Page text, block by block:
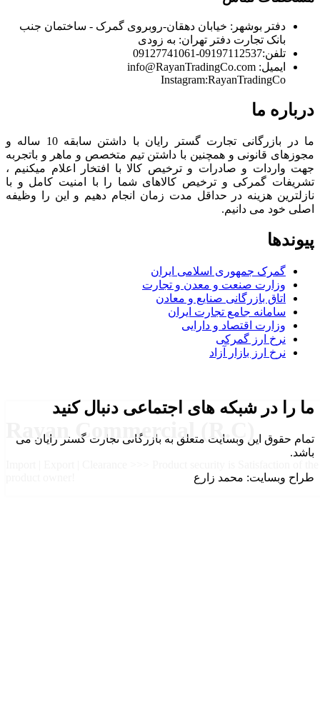
Rayan Commercial (R.C)
دفتر بوشهر: خیابان دهقان-روبروی گمرک - ساختمان جنب
بانک تجارت دفتر تهران: به زودی
تلفن:09197112537-09127741061
ایمیل: info@RayanTradingCo.com
Instagram:RayanTradingCo
درباره ما
ما در بازرگانی تجارت گستر رایان با داشتن سابقه 10 ساله و
مجوزهای قانونی و همچنین با داشتن تیم متخصص و ماهر و باتجربه
جهت واردات و صادرات و ترخیص کالا با افتخار اعلام میکنیم ،
تشریفات گمرکی و ترخیص کالاهای شما را با امنیت کامل و با
نازلترین هزینه در حداقل مدت زمان انجام دهیم و این را وظیفه
اصلی خود می دانیم.
پیوندها
گمرک جمهوری اسلامی ایران
وزارت صنعت و معدن و تجارت
اتاق بازرگانی صنایع و معادن
سامانه جامع تجارت ایران
وزارت اقتصاد و دارایی
نرخ ارز گمرکی
نرخ ارز بازار آزاد
ما را در شبکه های اجتماعی دنبال کنید
تمام حقوق این وبسایت متعلق به بازرگانی تجارت گستر رایان می
باشد.
طراح وبسایت: محمد زارع